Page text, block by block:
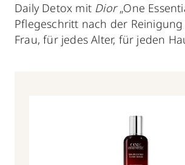
Daily Detox mit Dior„One
Pflegeschritt nach der
Frau, für jedes Alter, für jeden